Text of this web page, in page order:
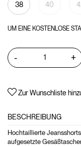
38 40
UM EINE KOSTENLOSE
- +
Zur Wunschliste
BESCHREIBUNG
Hochtaillierte
aufgesetzte